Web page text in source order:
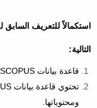
التالية:
قاعدة بيانات SCOPUS تم انشاءها في عام 2004 كدار نشر في هولندا.
ومحتوياتها.